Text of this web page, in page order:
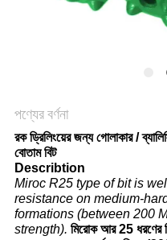
পণ্যের বর্ণনা
রক ড্রিলিংয়ের জন্য গোলাকার /
বোতাম বিট
Describtion
Miroc R25 type of bit is
resistance on medium-
formations (between 200
strength). মিরোক আর 25 ধরণের